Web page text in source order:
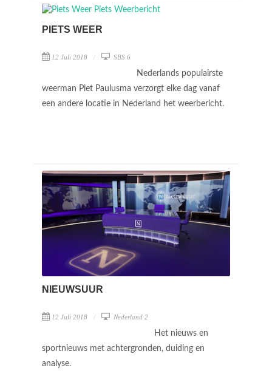
PIETS WEER
12 Juli 2018 SBS 6
Nederlands populairste
weerman Piet Paulusma verzorgt elke dag vanaf
een andere locatie in Nederland het weerbericht.
NIEUWSUUR
12 Juli 2018 Nederland 2
Het nieuws en
sportnieuws met achtergronden, duiding en
analyse.